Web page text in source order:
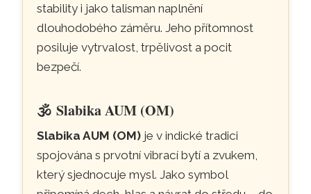
stability i jako talisman naplnění
dlouhodobého záměru. Jeho přítomnost
posiluje vytrvalost, trpělivost a pocit
bezpečí.
🕉️Slabika AUM (OM)
Slabika AUM (OM) je v indické tradici
spojována s prvotní vibrací bytí a zvukem,
který sjednocuje mysl. Jako symbol